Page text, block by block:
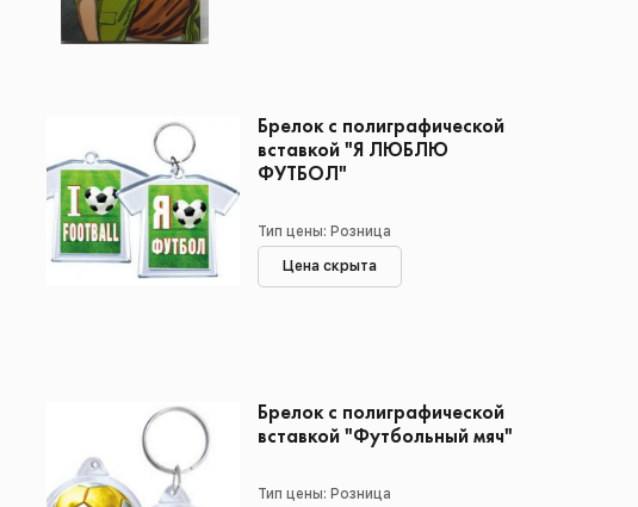
Брелок с полиграфической
вставкой "Я ЛЮБЛЮ
ФУТБОЛ"
Тип цены: Розница
Цена скрыта
Брелок с полиграфической
вставкой "Футбольный мяч"
Тип цены: Розница